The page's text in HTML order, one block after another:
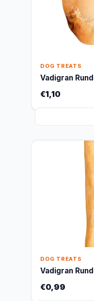
DOG TREATS
Vadigran
€1,10
DOG TREATS
Vadigran
€0,99